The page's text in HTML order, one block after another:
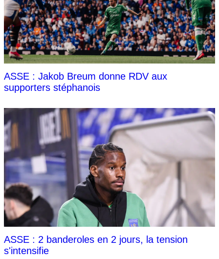
ASSE : Jakob Breum donne RDV aux
supporters stéphanois
ASSE : 2 banderoles en 2 jours, la tension
s'intensifie